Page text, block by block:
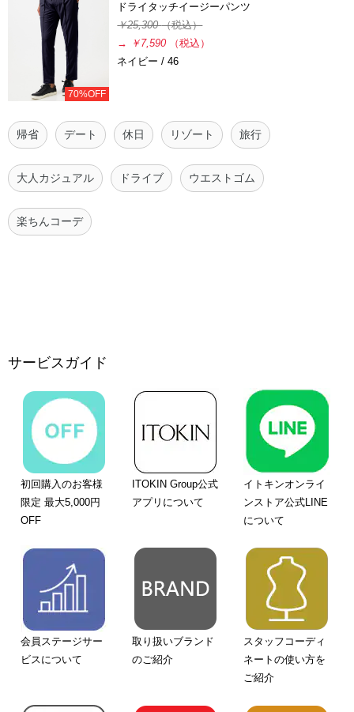
70%OFF
ドライタッチイージーパンツ
￥25,300（税込）
→
￥7,590
（税込）
ネイビー / 46
帰省 デート 休日 リゾート 旅行
大人カジュアル ドライブ ウエストゴム
楽ちんコーデ
サービスガイド
初回購入のお客様
限定 最大5,000円
OFF
ITOKIN Group公式
アプリについて
イトキンオンライ
ンストア公式LINE
について
会員ステージサー
ビスについて
取り扱いブランド
のご紹介
スタッフコーディ
ネートの使い方を
ご紹介